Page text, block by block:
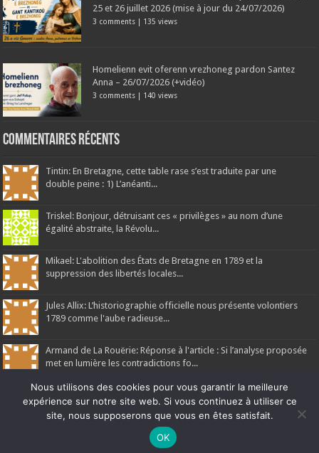
25 et 26 juillet 2026 (mise à jour du 24/07/2026)
3 comments 135 views
Homelienn evit oferenn vrezhoneg pardon Santez
Anna – 26/07/2026 (+vidéo)
3 comments 140 views
Commentaires récents
Tintin: En Bretagne, cette table rase s’est traduite par une
double peine : 1) L’anéanti...
Triskel: Bonjour, détruisant ces « privilèges » au nom d’une
égalité abstraite, la Révolu...
Mikael: L'abolition des États de Bretagne en 1789 et la
suppression des libertés locales...
Jules Allix: L’historiographie officielle nous présente volontiers
1789 comme l'aube radieuse...
Armand de La Rouërie: Réponse à l'article : Si l’analyse proposée
met en lumière les contradictions fo...
Ar Gedour 2026, tous droits réservés
Ne manquez pas la nouveauté de Bernard Rio "LA REVOLUTION DES
CLIQUEZ ICI POUR EN SAVOIR PLUS
Nous utilisons des cookies pour vous garantir la meilleure
expérience sur notre site web. Si vous continuez à utiliser ce
site, nous supposerons que vous en êtes satisfait.
OK